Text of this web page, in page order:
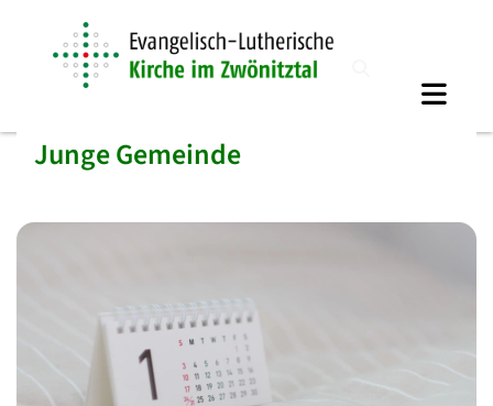
Junge Gemeinde